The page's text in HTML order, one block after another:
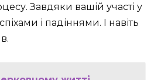
Завдяки вашій участі у
і падіннями. І навіть